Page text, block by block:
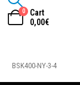
0
Cart
0,00€
BSK400-NY-3-4